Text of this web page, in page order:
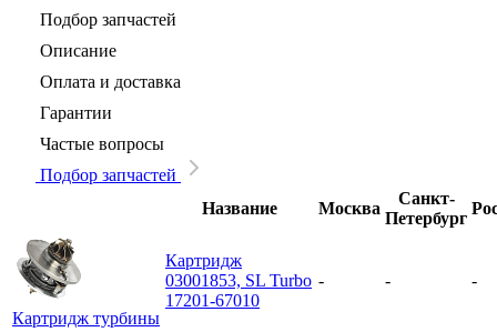
Подбор запчастей
Описание
Оплата и доставка
Гарантии
Частые вопросы
Подбор запчастей
Название
Москва
Санкт-
Петербург
Картридж турбины
Картридж
03001853, SL Turbo
17201-67010
- - -